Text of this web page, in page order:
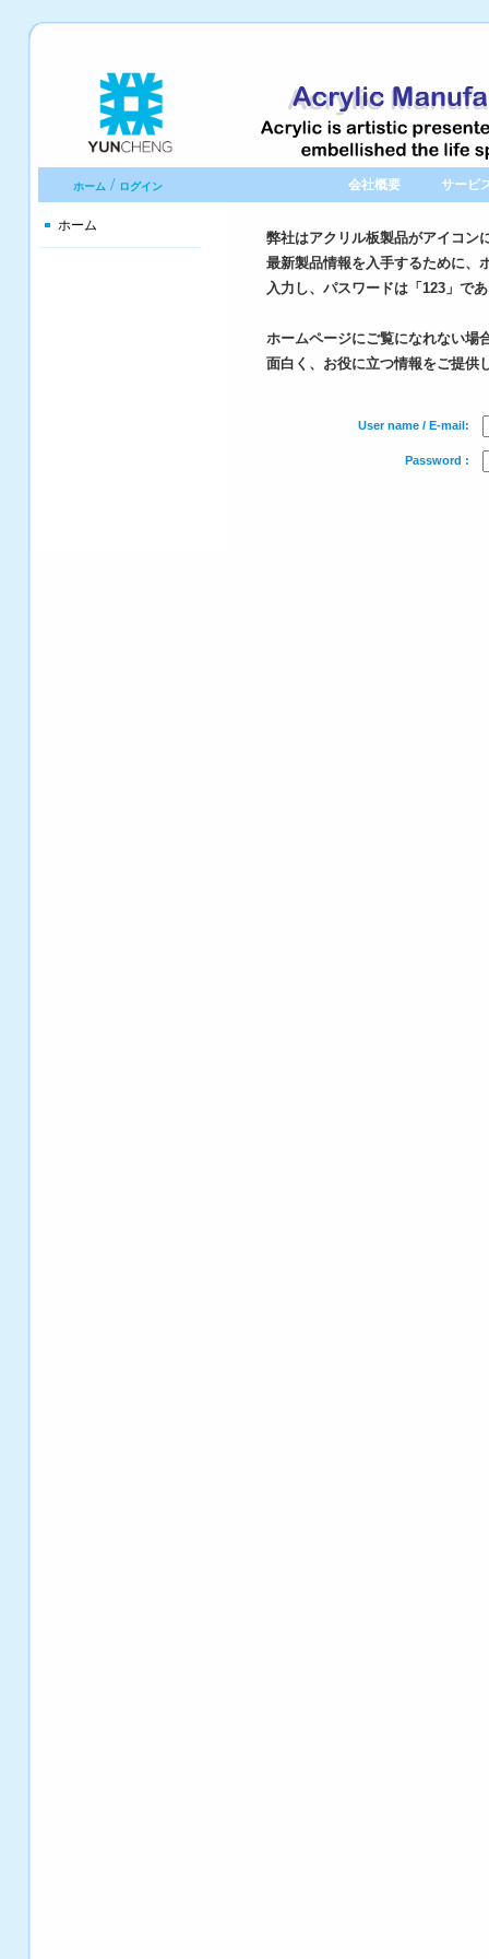
ホーム / ログイン 会社概要 サービ
ホーム
弊社はアクリル板製品がアイコン
最新製品情報を入手するために、
入力し、パスワードは「123」で
ホームページにご覧になれない場
面白く、お役に立つ情報をご提供
User name / E-mail:
Password :